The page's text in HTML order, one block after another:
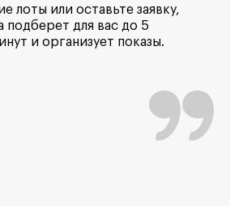
лоты или оставьте заявку,
подберет для вас до 5
и организует показы.